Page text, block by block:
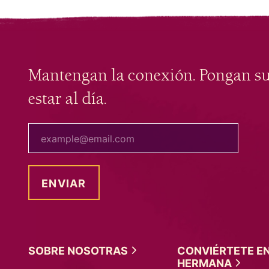
Mantengan la conexión. Pongan
estar al día.
SOBRE NOSOTRAS
CONVIÉRTETE
HERMANA